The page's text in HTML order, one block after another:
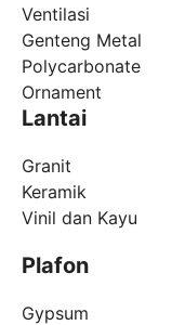
Ventilasi
Genteng Metal
Polycarbonate
Ornament
Lantai
Granit
Keramik
Vinil dan Kayu
Plafon
Gypsum